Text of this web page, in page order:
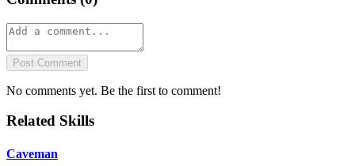
Post Comment
No comments yet. Be the first to comment!
Related Skills
Caveman